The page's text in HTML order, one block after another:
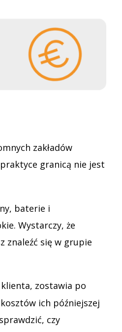
zakładów
granicą nie jest
baterie i
Wystarczy, że
znaleźć się w grupie
klienta, zostawia po
ich późniejszej
czy